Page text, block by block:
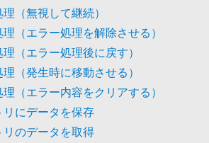
（無視して継続）
理（エラー処理を解除させる）
（エラー処理後に戻す）
（発生時に移動させる）
理（エラー内容をクリアする）
リにデータを保存
リのデータを取得